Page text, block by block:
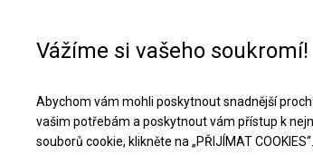
Celoroční cateringový stan | 6x12
Vážíme si vašeho soukromí!
Abychom vám mohli poskytnout snadnější
vašim potřebám a poskytnout vám přístup k
souborů cookie, klikněte na „PŘIJÍMAT COOKIES“.